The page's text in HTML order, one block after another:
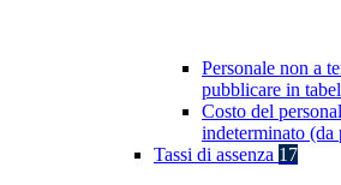
Personale non a
pubblicare in
Costo del
indeterminato (da
Tassi di assenza 17